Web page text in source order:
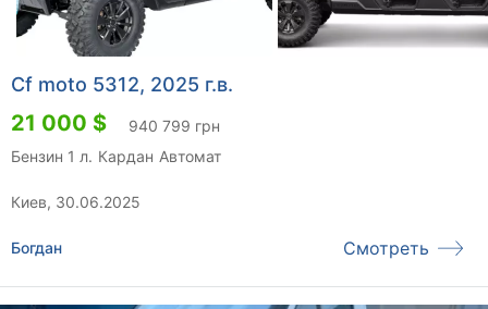
Cf moto 5312, 2025 г.в.
21 000 $
940 799 грн
Бензин 1 л. Кардан Автомат
Киев, 30.06.2025
Богдан Смотреть